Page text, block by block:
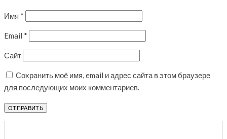
Имя *
Email *
Сайт
Сохранить моё имя, email и адрес сайта в этом браузере
для последующих моих комментариев.